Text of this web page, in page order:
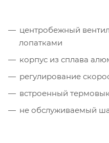
центробежный
лопатками
корпус из сплава
регулирование
встроенный
не обслуживаемый